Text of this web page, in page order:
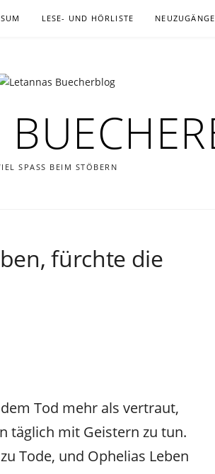
LESE- UND HÖRLISTE NEUZUGÄNGE
SPASS BEIM STÖBERN
fürchte die
Tod mehr als vertraut,
täglich mit Geistern zu tun.
Tode, und Ophelias Leben